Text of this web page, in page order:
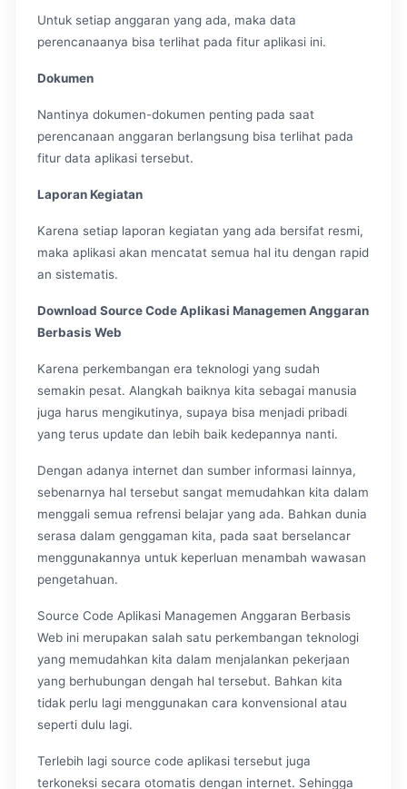
Untuk setiap anggaran yang ada, maka data
perencanaanya bisa terlihat pada fitur aplikasi ini.
Dokumen
Nantinya dokumen-dokumen penting pada saat
perencanaan anggaran berlangsung bisa terlihat pada
fitur data aplikasi tersebut.
Laporan Kegiatan
Karena setiap laporan kegiatan yang ada bersifat resmi,
maka aplikasi akan mencatat semua hal itu dengan rapid
an sistematis.
Download Source Code Aplikasi Managemen Anggaran
Berbasis Web
Karena perkembangan era teknologi yang sudah
semakin pesat. Alangkah baiknya kita sebagai manusia
juga harus mengikutinya, supaya bisa menjadi pribadi
yang terus update dan lebih baik kedepannya nanti.
Dengan adanya internet dan sumber informasi lainnya,
sebenarnya hal tersebut sangat memudahkan kita dalam
menggali semua refrensi belajar yang ada. Bahkan dunia
serasa dalam genggaman kita, pada saat berselancar
menggunakannya untuk keperluan menambah wawasan
pengetahuan.
Source Code Aplikasi Managemen Anggaran Berbasis
Web ini merupakan salah satu perkembangan teknologi
yang memudahkan kita dalam menjalankan pekerjaan
yang berhubungan dengah hal tersebut. Bahkan kita
tidak perlu lagi menggunakan cara konvensional atau
seperti dulu lagi.
Terlebih lagi source code aplikasi tersebut juga
terkoneksi secara otomatis dengan internet. Sehingga